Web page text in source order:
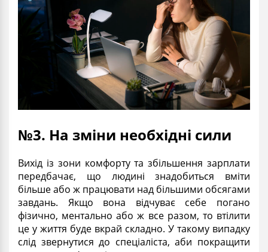
№3. На зміни необхідні сили
Вихід із зони комфорту та збільшення зарплати
передбачає, що людині знадобиться вміти
більше або ж працювати над більшими обсягами
завдань. Якщо вона відчуває себе погано
фізично, ментально або ж все разом, то втілити
це у життя буде вкрай складно. У такому випадку
слід звернутися до спеціаліста, аби покращити